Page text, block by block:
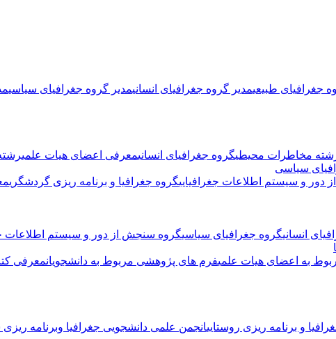
جغرافیای طبیعیمدیر گروه جغرافیای انسانیمدیر گروه جغرافیای سیاسی
مخاطرات محیطیگروه جغرافیای انسانیمعرفی اعضای هیات علمی
سیاسی
و سیستم اطلاعات جغرافیاییگروه جغرافیا و برنامه ریزی گردشگری
انسانیگروه جغرافیای سیاسیگروه سنجش از دور و سیستم اطلاعات
به اعضای هیات علمیفرم های پژوهشی مربوط به دانشجویانمعرفی
و برنامه ریزی روستاییانجمن علمی دانشجویی جغرافیا وبرنامه